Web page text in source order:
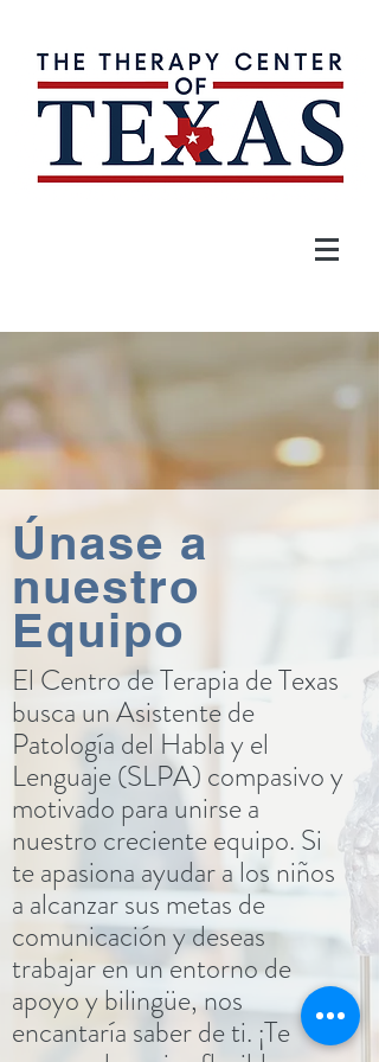
Únase a
nuestro
Equipo
El Centro de Terapia de Texas
busca un Asistente de
Patología del Habla y el
Lenguaje (SLPA) compasivo y
motivado para unirse a
nuestro creciente equipo. Si
te apasiona ayudar a los niños
a alcanzar sus metas de
comunicación y deseas
trabajar en un entorno de
apoyo y bilingüe, nos
encantaría saber de ti. ¡Te